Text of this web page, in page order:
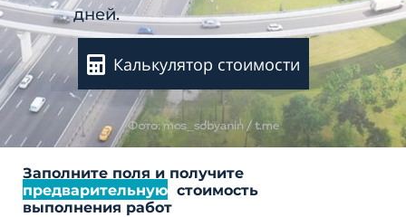
дней.
Калькулятор стоимости
Заполните поля и получите
предварительную стоимость
выполнения работ